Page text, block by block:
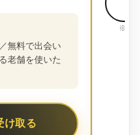
無料で出会い
老舗を使いた
け取る
※併